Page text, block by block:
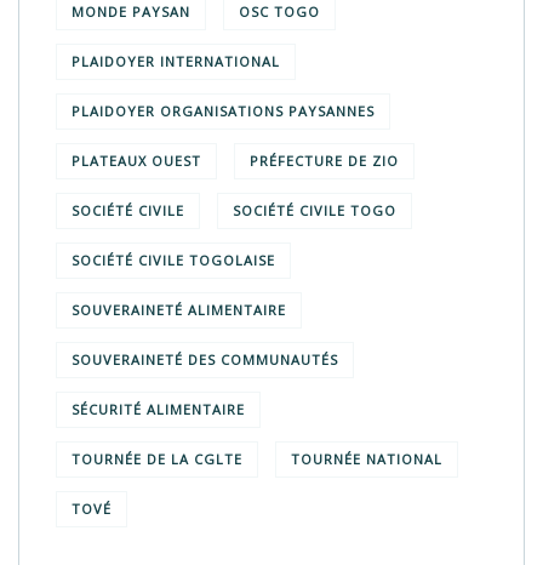
MONDE PAYSAN OSC TOGO
PLAIDOYER INTERNATIONAL
PLAIDOYER ORGANISATIONS PAYSANNES
PLATEAUX OUEST PRÉFECTURE DE ZIO
SOCIÉTÉ CIVILE SOCIÉTÉ CIVILE TOGO
SOCIÉTÉ CIVILE TOGOLAISE
SOUVERAINETÉ ALIMENTAIRE
SOUVERAINETÉ DES COMMUNAUTÉS
SÉCURITÉ ALIMENTAIRE
TOURNÉE DE LA CGLTE TOURNÉE NATIONAL
TOVÉ